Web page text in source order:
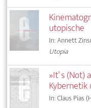
utopische
In: Annett
Utopia
»It’ s
In: Claus Pias